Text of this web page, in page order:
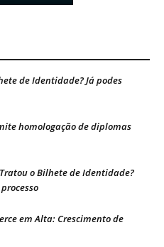
de Identidade? Já podes
homologação de diplomas
Tratou o Bilhete de Identidade?
em Alta: Crescimento de